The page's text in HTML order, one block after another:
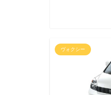
ヴォクシー